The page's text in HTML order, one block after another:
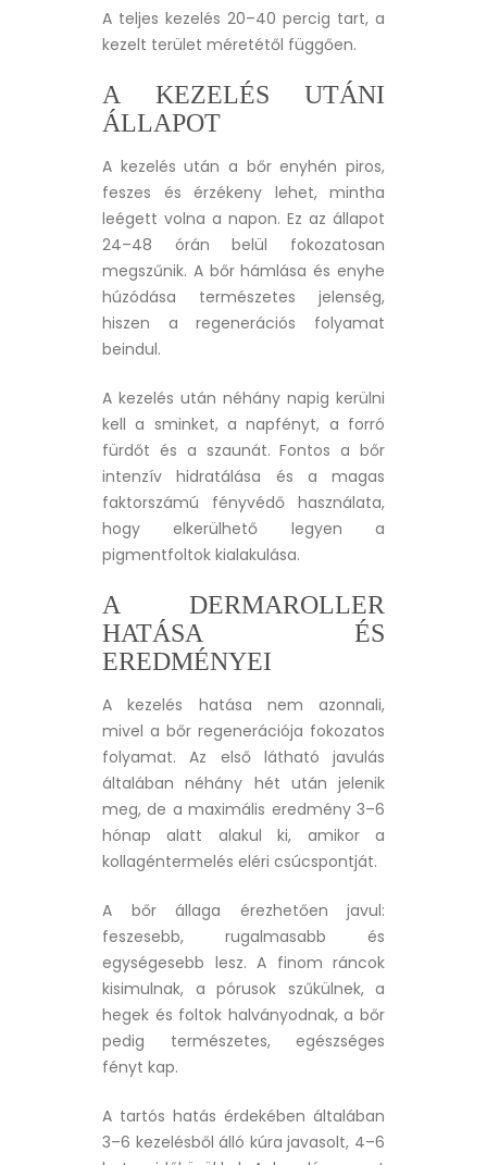
A teljes kezelés 20–40 percig tart, a
kezelt terület méretétől függően.
A KEZELÉS UTÁNI
ÁLLAPOT
A kezelés után a bőr enyhén piros,
feszes és érzékeny lehet, mintha
leégett volna a napon. Ez az állapot
24–48 órán belül fokozatosan
megszűnik. A bőr hámlása és enyhe
húzódása természetes jelenség,
hiszen a regenerációs folyamat
beindul.
A kezelés után néhány napig kerülni
kell a sminket, a napfényt, a forró
fürdőt és a szaunát. Fontos a bőr
intenzív hidratálása és a magas
faktorszámú fényvédő használata,
hogy elkerülhető legyen a
pigmentfoltok kialakulása.
A DERMAROLLER
HATÁSA ÉS
EREDMÉNYEI
A kezelés hatása nem azonnali,
mivel a bőr regenerációja fokozatos
folyamat. Az első látható javulás
általában néhány hét után jelenik
meg, de a maximális eredmény 3–6
hónap alatt alakul ki, amikor a
kollagéntermelés eléri csúcspontját.
A bőr állaga érezhetően javul:
feszesebb, rugalmasabb és
egységesebb lesz. A finom ráncok
kisimulnak, a pórusok szűkülnek, a
hegek és foltok halványodnak, a bőr
pedig természetes, egészséges
fényt kap.
A tartós hatás érdekében általában
3–6 kezelésből álló kúra javasolt, 4–6